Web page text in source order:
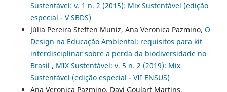
Sustentável: v. 1 n. 2 (2015): Mix Sustentável (edição
especial - V SBDS)
Júlia Pereira Steffen Muniz, Ana Veronica Pazmino, O
Design na Educação Ambiental: requisitos para kit
interdisciplinar sobre a perda da biodiversidade no
Brasil , MIX Sustentável: v. 5 n. 2 (2019): Mix
Sustentável (edição especial - VII ENSUS)
Ana Veronica Pazmino, Davi Goulart Martins,